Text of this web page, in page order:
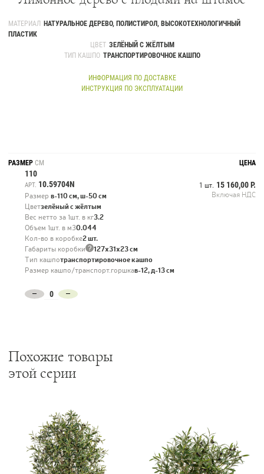
МАТЕРИАЛ
НАТУРАЛЬНОЕ ДЕРЕВО, ПОЛИСТИРОЛ, ВЫСОКОТЕХНОЛОГИЧНЫЙ
ПЛАСТИК
ЦВЕТ ЗЕЛЁНЫЙ С ЖЁЛТЫМ
ТИП КАШПО ТРАНСПОРТИРОВОЧНОЕ КАШПО
ИНФОРМАЦИЯ ПО ДОСТАВКЕ
ИНСТРУКЦИЯ ПО ЭКСПЛУАТАЦИИ
РАЗМЕР СМ ЦЕНА
110
АРТ. 10.59704N
Размер в-110 см, ш-50 см
1 шт. 15 160,00 Р.
Включая НДС
Цветзелёный с жёлтым
Вес нетто за 1шт. в кг3.2
Объем 1шт. в м30.044
Кол-во в коробке2 шт.
Габариты коробки ? 127х31х23 см
Тип кашпотранспортировочное кашпо
Размер кашпо/транспорт.горшкав-12, д-13 см
Похожие товары
этой серии